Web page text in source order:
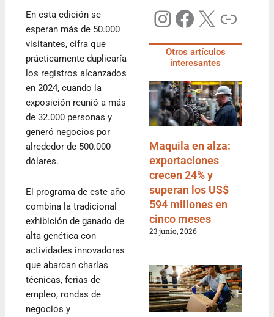
En esta edición se
esperan más de 50.000
visitantes, cifra que
prácticamente duplicaría
los registros alcanzados
en 2024, cuando la
exposición reunió a más
de 32.000 personas y
generó negocios por
alrededor de 500.000
dólares.
El programa de este año
combina la tradicional
exhibición de ganado de
alta genética con
actividades innovadoras
que abarcan charlas
técnicas, ferias de
empleo, rondas de
negocios y
Otros artículos
interesantes
Maquila en alza:
exportaciones
crecen 24% y
superan los US$
594 millones en
cinco meses
23 junio, 2026